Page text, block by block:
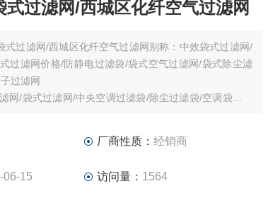
式过滤网/西城区化纤空气过滤网
式过滤网/西城区化纤空气过滤网别称：中效袋式过滤网/
过滤网价格/防静电过滤袋/袋式空气过滤网/袋式除尘滤
过滤网
网/袋式过滤网/中央空调过滤袋/除尘过滤袋/空调袋式过
厂商性质： 经销商
06-15 访问量： 1564